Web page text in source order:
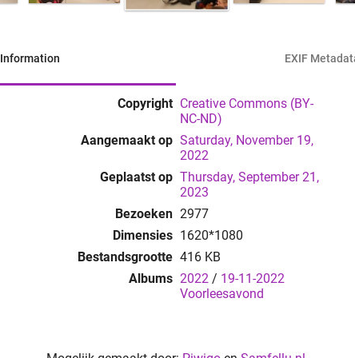
Information EXIF
Copyright Creative Commons (BY-
NC-ND)
Aangemaakt op Saturday, November 19,
2022
Geplaatst op Thursday, September 21,
2023
Bezoeken 2977
Dimensies 1620*1080
Bestandsgrootte 416 KB
Albums 2022 / 19-11-2022
Voorleesavond